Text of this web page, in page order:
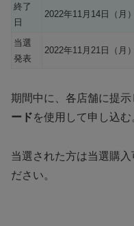
終了
日
2022年11月14日（月
当選
発表
2022年11月21日（月
期間中に、各店舗に提示
ードを使用して申し込む
当選された方は当選購
ださい。